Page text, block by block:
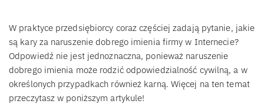
W praktyce przedsiębiorcy coraz częściej zadają pytanie, jakie
są kary za naruszenie dobrego imienia firmy w Internecie?
Odpowiedź nie jest jednoznaczna, ponieważ naruszenie
dobrego imienia może rodzić odpowiedzialność cywilną, a w
określonych przypadkach również karną. Więcej na ten temat
przeczytasz w poniższym artykule!